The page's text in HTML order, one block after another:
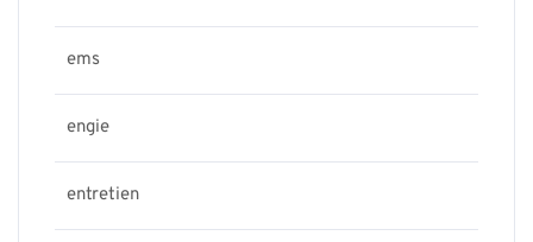
ems
engie
entretien